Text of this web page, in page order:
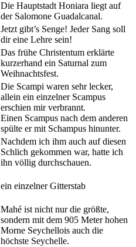
Die Hauptstadt Honiara liegt auf
der Salomone Guadalcanal.
Jetzt gibt’s Senge! Jeder Sang soll
dir eine Lehre sein!
Das frühe Christentum erklärte
kurzerhand ein Saturnal zum
Weihnachtsfest.
Die Scampi waren sehr lecker,
allein ein einzelner Scampus
erschien mir verbrannt.
Einen Scampus nach dem anderen
spülte er mit Schampus hinunter.
Nachdem ich ihm auch auf diesen
Schlich gekommen war, hatte ich
ihn völlig durchschauen.
ein einzelner Gitterstab
Mahé ist nicht nur die größte,
sondern mit dem 905 Meter hohen
Morne Seychellois auch die
höchste Seychelle.